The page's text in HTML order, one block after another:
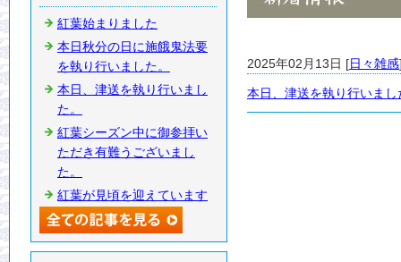
2025年02月13日 [日々雑感
本日、津送を執り行いまし
紅葉始まりました
本日秋分の日に施餓鬼法要
を執り行いました。
本日、津送を執り行いまし
た。
紅葉シーズン中に御参拝い
ただき有難うございまし
た。
紅葉が見頃を迎えています